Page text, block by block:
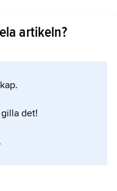
artikeln?
det!